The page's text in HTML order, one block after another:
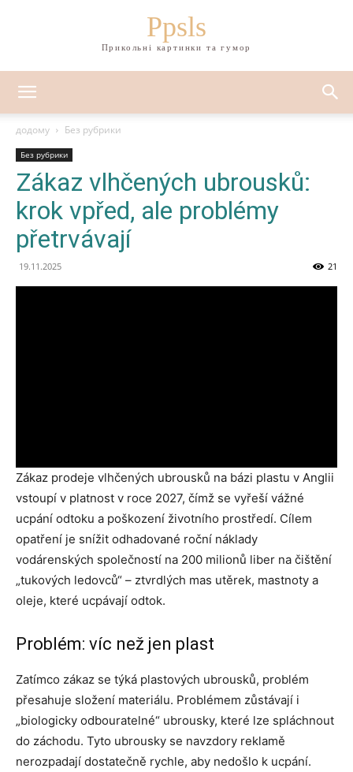
Ppsls
Прикольні картинки та гумор
додому Без рубрики
Без рубрики
Zákaz vlhčených ubrousků:
krok vpřed, ale problémy
přetrvávají
19.11.2025 21
Zákaz prodeje vlhčených ubrousků na bázi plastu v Anglii
vstoupí v platnost v roce 2027, čímž se vyřeší vážné
ucpání odtoku a poškození životního prostředí. Cílem
opatření je snížit odhadované roční náklady
vodárenských společností na 200 milionů liber na čištění
„tukových ledovců“ – ztvrdlých mas utěrek, mastnoty a
oleje, které ucpávají odtok.
Problém: víc než jen plast
Zatímco zákaz se týká plastových ubrousků, problém
přesahuje složení materiálu. Problémem zůstávají i
„biologicky odbouratelné“ ubrousky, které lze spláchnout
do záchodu. Tyto ubrousky se navzdory reklamě
nerozpadají dostatečně rychle, aby nedošlo k ucpání.